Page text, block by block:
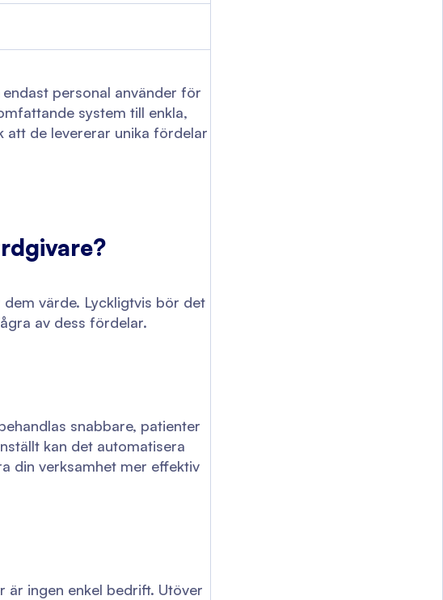
personal använder för
system till enkla,
att de levererar unika fördelar
värde. Lyckligtvis bör det
av dess fördelar.
snabbare, patienter
kan det automatisera
din verksamhet mer effektiv
är ingen enkel bedrift. Utöver